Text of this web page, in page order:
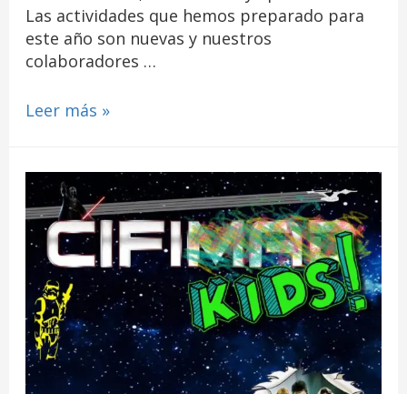
Las actividades que hemos preparado para
este año son nuevas y nuestros
colaboradores …
Leer más »